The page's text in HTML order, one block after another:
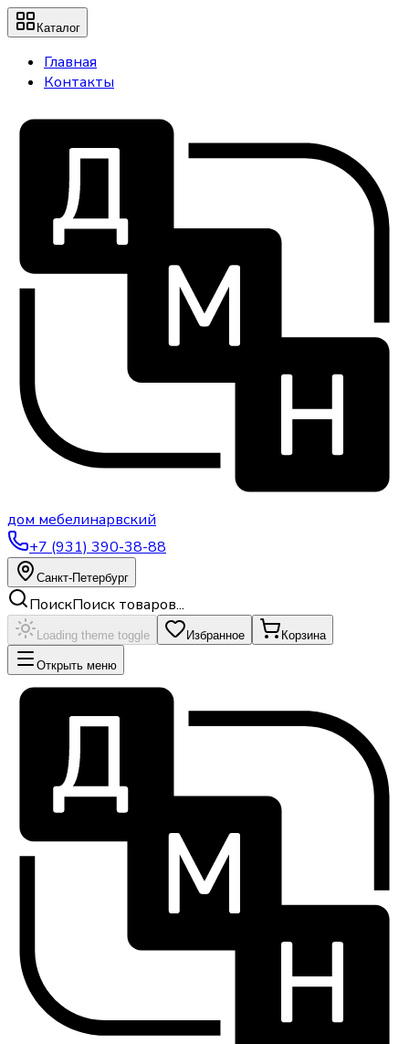
Каталог
Главная
Контакты
дом мебелинарвский
+7 (931) 390-38-88
Санкт-Петербург
ПоискПоиск товаров...
Loading theme toggle Избранное Корзина
Открыть меню